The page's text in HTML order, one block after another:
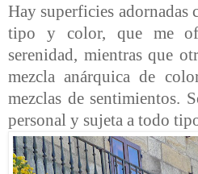
Hay superficies adornadas
tipo y color, que me
serenidad, mientras que
mezcla anárquica de
mezclas de sentimientos.
personal y sujeta a todo